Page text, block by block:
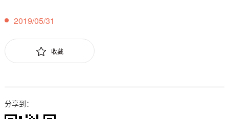
2019/05/31
收藏
分享到：